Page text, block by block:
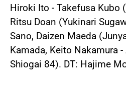
Hiroki Ito - Takefusa Kubo
Ritsu Doan (Yukinari
Sano, Daizen Maeda
Kamada, Keito Nakamura
Shiogai 84). DT: Hajime